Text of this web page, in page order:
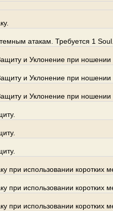
атакам. Требуется 1
и Уклонение при ношении
и Уклонение при ношении
и Уклонение при ношении
при использовании коротких
при использовании коротких
при использовании коротких